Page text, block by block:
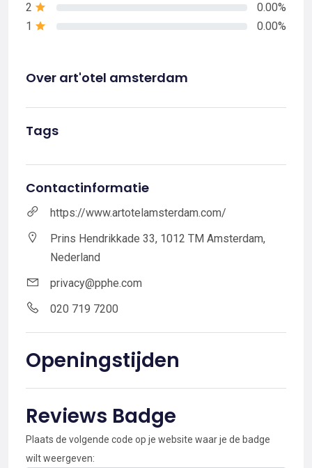
2
0.00%
1
0.00%
Over art'otel amsterdam
Tags
Contactinformatie
https://www.artotelamsterdam.com/
Prins Hendrikkade 33, 1012 TM Amsterdam,
Nederland
privacy@pphe.com
020 719 7200
Openingstijden
Reviews Badge
Plaats de volgende code op je website waar je de badge
wilt weergeven: